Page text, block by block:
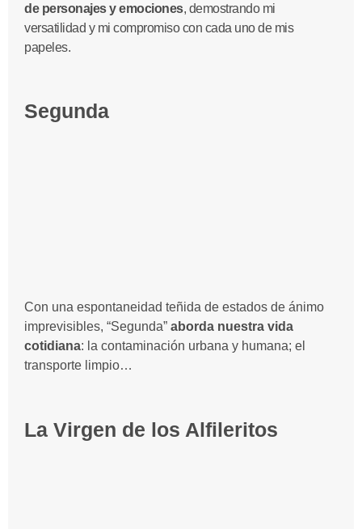
de personajes y emociones, demostrando mi
versatilidad y mi compromiso con cada uno de mis
papeles.
Segunda
Con una espontaneidad teñida de estados de ánimo
imprevisibles, “Segunda” aborda nuestra vida
cotidiana: la contaminación urbana y humana; el
transporte limpio…
La Virgen de los Alfileritos